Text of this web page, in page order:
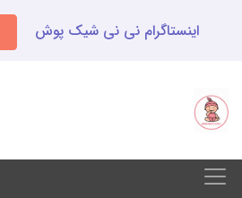
اینستاگرام نی نی شیک پوش